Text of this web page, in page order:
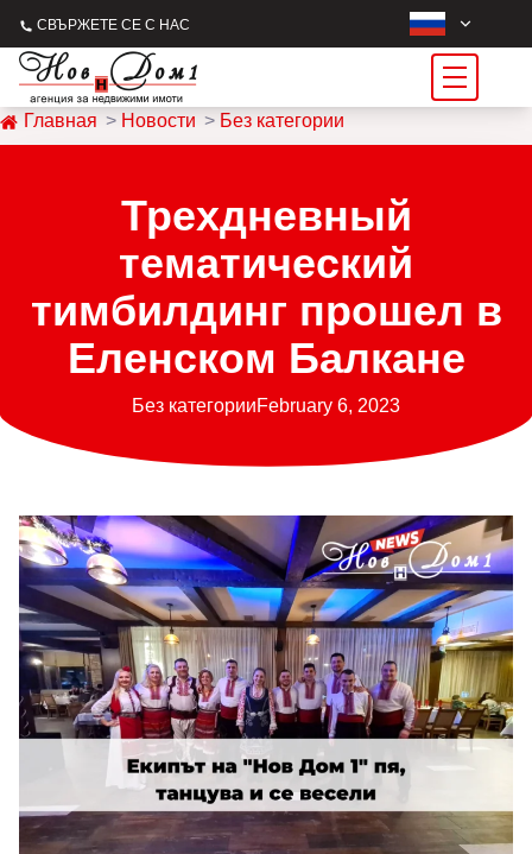
СВЪРЖЕТЕ СЕ С НАС
Главная Новости Без категории
Трехдневный
тематический
тимбилдинг прошел в
Еленском Балкане
Без категорииFebruary 6, 2023